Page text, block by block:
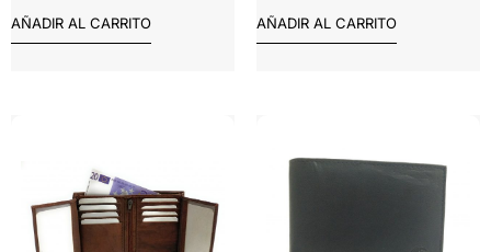
AÑADIR AL CARRITO AÑADIR AL CARRITO